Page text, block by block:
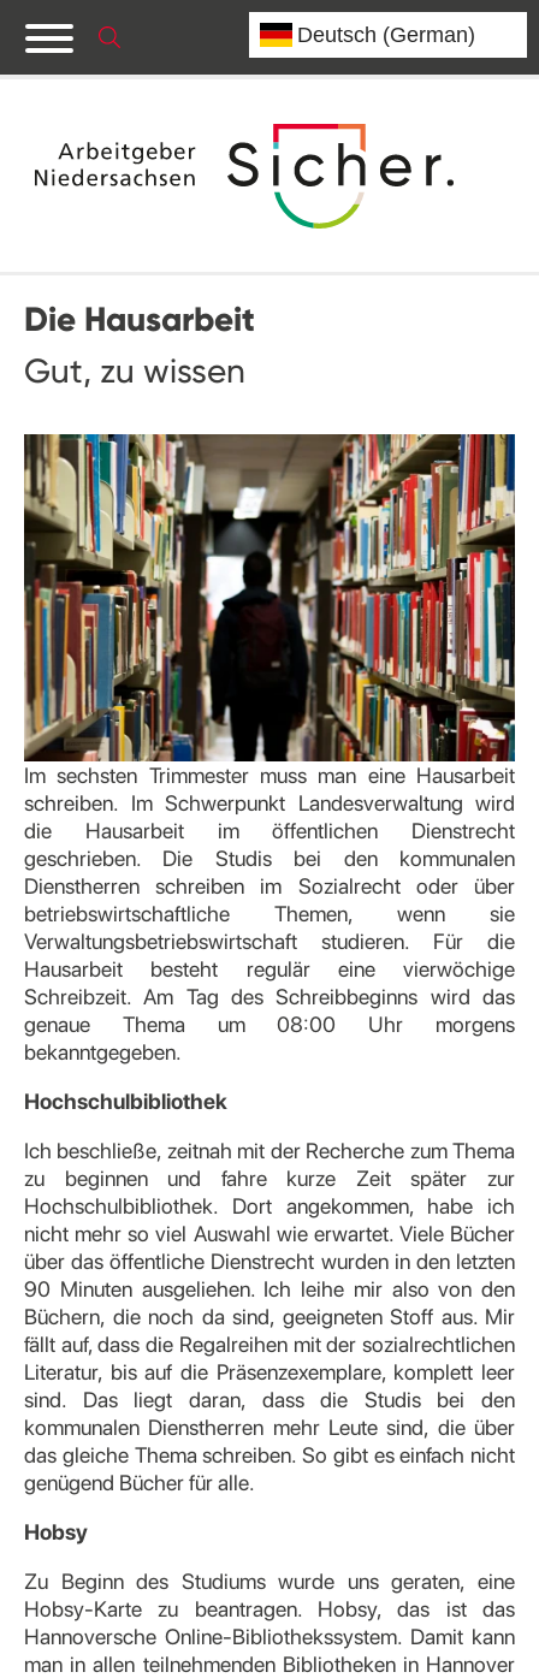
Die Hausarbeit
Gut, zu wissen
Im sechsten Trimmester muss man eine Hausarbeit
schreiben. Im Schwerpunkt Landesverwaltung wird
die Hausarbeit im öffentlichen Dienstrecht
geschrieben. Die Studis bei den kommunalen
Dienstherren schreiben im Sozialrecht oder über
betriebswirtschaftliche Themen, wenn sie
Verwaltungsbetriebswirtschaft studieren. Für die
Hausarbeit besteht regulär eine vierwöchige
Schreibzeit. Am Tag des Schreibbeginns wird das
genaue Thema um 08:00 Uhr morgens
bekanntgegeben.
Hochschulbibliothek
Ich beschließe, zeitnah mit der Recherche zum Thema
zu beginnen und fahre kurze Zeit später zur
Hochschulbibliothek. Dort angekommen, habe ich
nicht mehr so viel Auswahl wie erwartet. Viele Bücher
über das öffentliche Dienstrecht wurden in den letzten
90 Minuten ausgeliehen. Ich leihe mir also von den
Büchern, die noch da sind, geeigneten Stoff aus. Mir
fällt auf, dass die Regalreihen mit der sozialrechtlichen
Literatur, bis auf die Präsenzexemplare, komplett leer
sind. Das liegt daran, dass die Studis bei den
kommunalen Dienstherren mehr Leute sind, die über
das gleiche Thema schreiben. So gibt es einfach nicht
genügend Bücher für alle.
Hobsy
Zu Beginn des Studiums wurde uns geraten, eine
Hobsy-Karte zu beantragen. Hobsy, das ist das
Hannoversche Online-Bibliothekssystem. Damit kann
man in allen teilnehmenden Bibliotheken in Hannover